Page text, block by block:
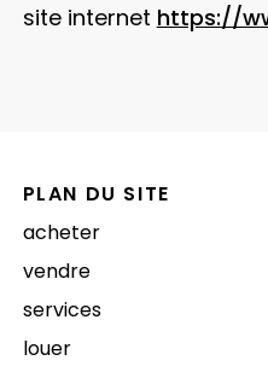
site internet https://
PLAN DU SITE
acheter
vendre
services
louer